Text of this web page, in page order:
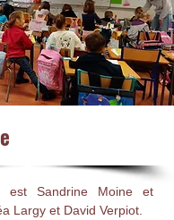
est Sandrine Moine et
Largy et David Verpiot.